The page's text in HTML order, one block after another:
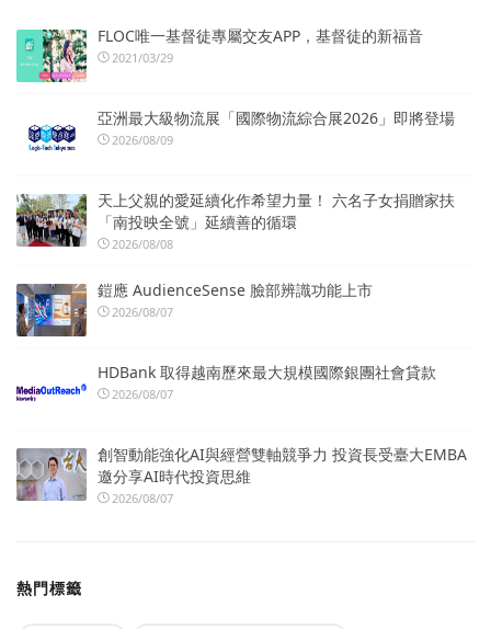
FLOC唯一基督徒專屬交友APP，基督徒的新福音
2021/03/29
亞洲最大級物流展「國際物流綜合展2026」即將登場
2026/08/09
天上父親的愛延續化作希望力量！ 六名子女捐贈家扶
「南投映全號」延續善的循環
2026/08/08
鎧應 AudienceSense 臉部辨識功能上市
2026/08/07
HDBank 取得越南歷來最大規模國際銀團社會貸款
2026/08/07
創智動能強化AI與經營雙軸競爭力 投資長受臺大EMBA
邀分享AI時代投資思維
2026/08/07
熱門標籤